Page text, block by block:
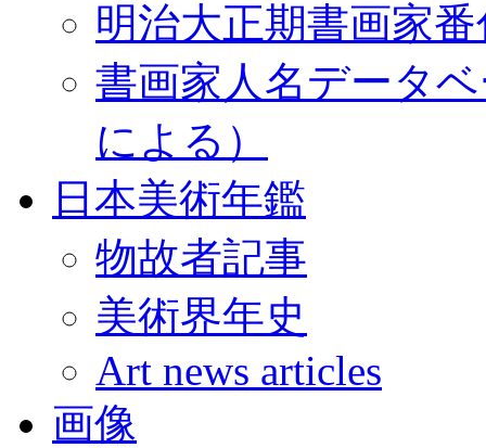
明治大正期書画家
書画家人名データ
による）
日本美術年鑑
物故者記事
美術界年史
Art news articles
画像